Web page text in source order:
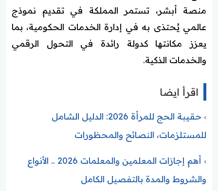
منصة أبشر، تستمر المملكة في تقديم نموذج
عالمي يُحتذى به في إدارة الخدمات الحكومية، بما
يعزز مكانتها كدولة رائدة في التحول الرقمي
والخدمات الذكية.
اقرأ ايضا
حقيبة الحج للمرأة 2026: الدليل الشامل
للمستلزمات، النصائح والمحظورات
أهم إجازات المعلمين والمعلمات 2026 .. الأنواع
والشروط والمدة بالتفصيل الكامل